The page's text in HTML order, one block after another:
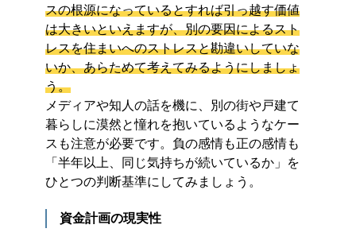
スの根源になっているとすれば引っ越す価値
は大きいといえますが、別の要因によるスト
レスを住まいへのストレスと勘違いしていな
いか、あらためて考えてみるようにしましょ
う。
メディアや知人の話を機に、別の街や戸建て
暮らしに漠然と憧れを抱いているようなケー
スも注意が必要です。負の感情も正の感情も
「半年以上、同じ気持ちが続いているか」を
ひとつの判断基準にしてみましょう。
資金計画の現実性